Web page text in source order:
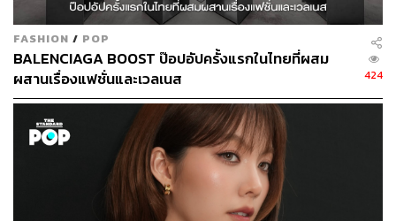
FASHION / POP
BALENCIAGA BOOST ป๊อปอัปครั้งแรกในไทยที่ผสม
ผสานเรื่องแฟชั่นและเวลเนส
424